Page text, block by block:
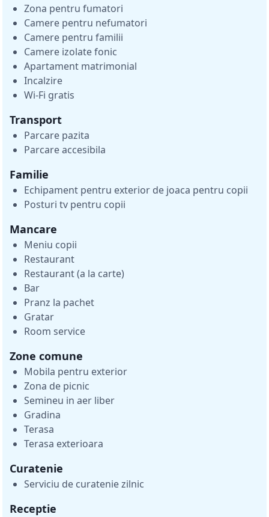
Zona pentru fumatori
Camere pentru nefumatori
Camere pentru familii
Camere izolate fonic
Apartament matrimonial
Incalzire
Wi-Fi gratis
Transport
Parcare pazita
Parcare accesibila
Familie
Echipament pentru exterior de joaca pentru copii
Posturi tv pentru copii
Mancare
Meniu copii
Restaurant
Restaurant (a la carte)
Bar
Pranz la pachet
Gratar
Room service
Zone comune
Mobila pentru exterior
Zona de picnic
Semineu in aer liber
Gradina
Terasa
Terasa exterioara
Curatenie
Serviciu de curatenie zilnic
Receptie